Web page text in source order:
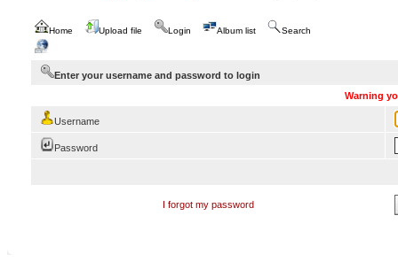
Home Upload file Login Album list Search
Enter your username and password to login
Warning
Username
Password
I forgot my password